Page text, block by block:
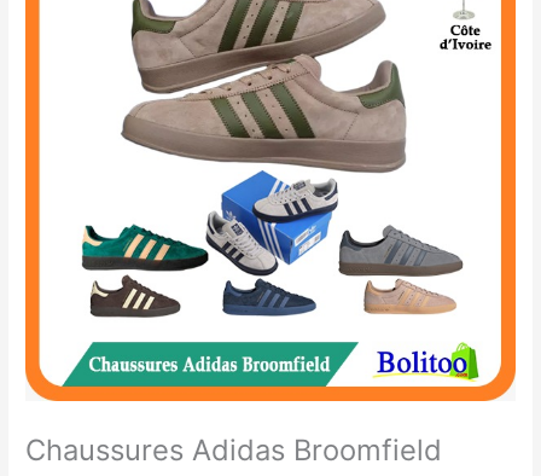
Chaussures Adidas Broomfield